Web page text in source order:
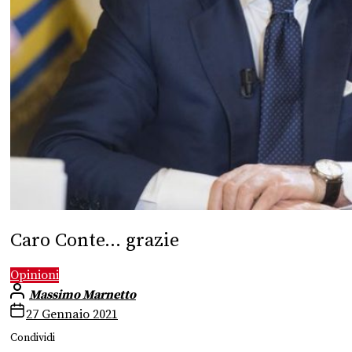
Caro Conte… grazie
Opinioni
Massimo Marnetto
27 Gennaio 2021
Condividi